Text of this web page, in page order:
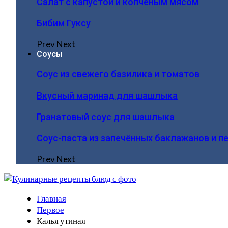
Бибим Гуксу
PrevNext
Соусы
Соус из свежего базилика и томатов
Вкусный маринад для шашлыка
Гранатовый соус для шашлыка
Соус-паста из запечённых баклажанов и
PrevNext
Главная
Первое
Калья утиная